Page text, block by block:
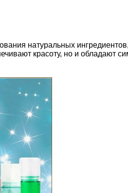
натуральных
красоту, но и обладают